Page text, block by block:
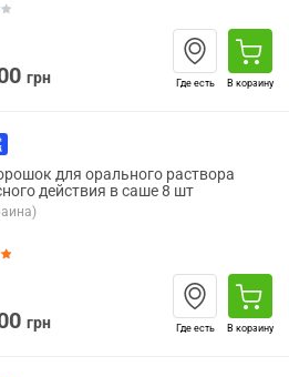
грн Где есть В корзину
для орального раствора
действия в саше 8 шт
грн Где есть В корзину